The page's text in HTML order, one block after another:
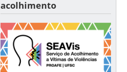
acolhimento